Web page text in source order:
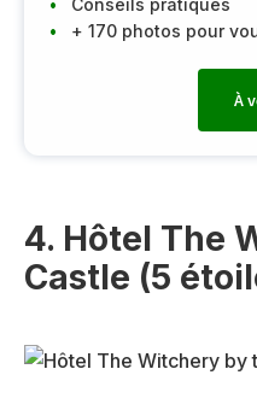
Conseils pratiques
+ 170 photos pour
À
4. Hôtel The
Castle (5